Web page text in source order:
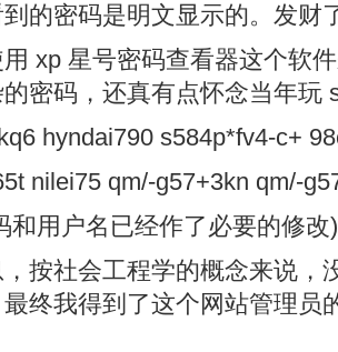
的密码是明文显示的。发财
xp 星号密码查看器这个软
密码，还真有点怀念当年玩
hyndai790 s584p*fv4-c+
nilei75 qm/-g57+3kn qm/-
和用户名已经作了必要的修改)
按社会工程学的概念来说，
终我得到了这个网站管理员